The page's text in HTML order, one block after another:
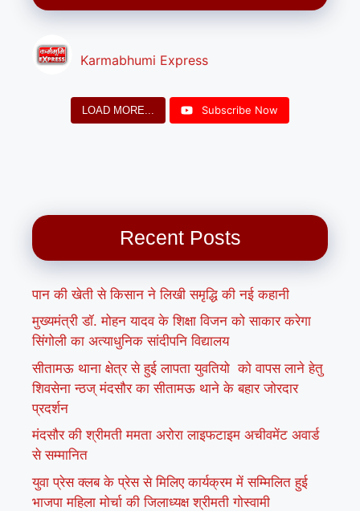
Karmabhumi Express
LOAD MORE... Subscribe Now
Recent Posts
पान की खेती से किसान ने लिखी समृद्धि की नई कहानी
मुख्यमंत्री डॉ. मोहन यादव के शिक्षा विजन को साकार करेगा
सिंगोली का अत्याधुनिक सांदीपनि विद्यालय
सीतामऊ थाना क्षेत्र से हुई लापता युवतियो को वापस लाने हेतु
शिवसेना न्ठज् मंदसौर का सीतामऊ थाने के बहार जोरदार
प्रदर्शन
मंदसौर की श्रीमती ममता अरोरा लाइफटाइम अचीवमेंट अवार्ड
से सम्मानित
युवा प्रेस क्लब के प्रेस से मिलिए कार्यक्रम में सम्मिलित हुई
भाजपा महिला मोर्चा की जिलाध्यक्ष श्रीमती गोस्वामी